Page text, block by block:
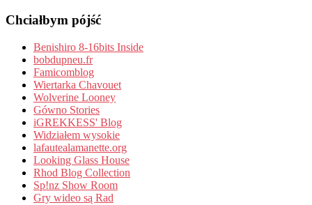
Chciałbym pójść
Benishiro 8-16bits Inside
bobdupneu.fr
Famicomblog
Wiertarka Chavouet
Wolverine Looney
Gówno Stories
iGREKKESS' Blog
Widziałem wysokie
lafautealamanette.org
Looking Glass House
Rhod Blog Collection
Sp!nz Show Room
Gry wideo są Rad